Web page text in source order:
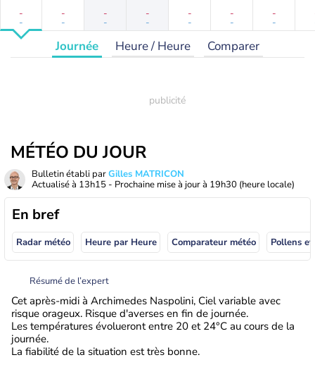
-
-
-
-
-
-
-
-
-
-
-
-
-
-
Journée Heure / Heure Comparer
MÉTÉO DU JOUR
Bulletin établi parGilles MATRICON
Actualisé à 13h15 - Prochaine mise à jour à 19h30 (heure locale)
En bref
Radar météo Heure par Heure Comparateur météo Pollens
Résumé de l’expert
Cet après-midi à Archimedes Naspolini, Ciel variable avec
risque orageux. Risque d'averses en fin de journée.
Les températures évolueront entre 20 et 24°C au cours de la
journée.
La fiabilité de la situation est très bonne.